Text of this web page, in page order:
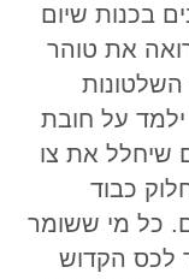
בכנות שיום
את טוהר
ילמד על חובת
שיחלל את צו
כבוד
כל מי ששומר
לכס הקדוש